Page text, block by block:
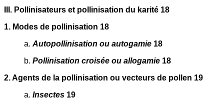
III. Pollinisateurs et pollinisation du karité 18
1. Modes de pollinisation 18
a. Autopollinisation ou autogamie 18
b. Pollinisation croisée ou allogamie 18
2. Agents de la pollinisation ou vecteurs de pollen 19
a. Insectes 19